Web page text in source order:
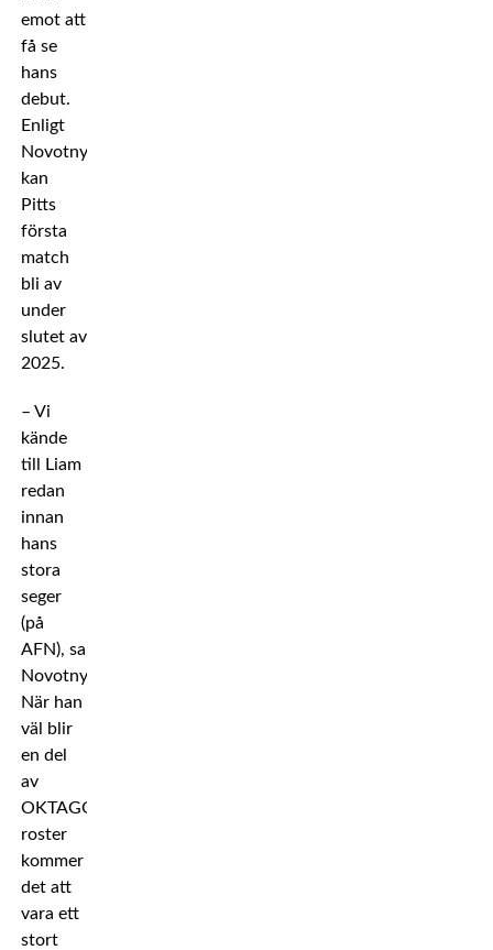
emot att
få se
hans
debut.
Enligt
Novotny
kan
Pitts
första
match
bli av
under
slutet av
2025.
– Vi
kände
till Liam
redan
innan
hans
stora
seger
(på
AFN), sa
Novotny.
När han
väl blir
en del
av
OKTAGON:s
roster
kommer
det att
vara ett
stort